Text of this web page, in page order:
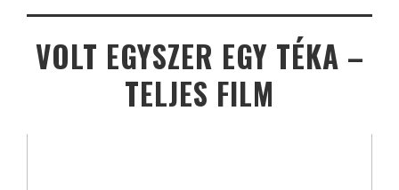
VOLT EGYSZER EGY TÉKA –
TELJES FILM